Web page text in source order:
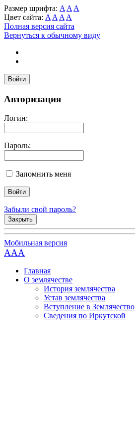
Размер шрифта: A A A
Цвет сайта: A A A A
Полная версия сайта
Вернуться к обычному виду
Войти
Авторизация
Логин:
Пароль:
Запомнить меня
Забыли свой пароль?
Закрыть
Мобильная версия
AAA
Главная
О землячестве
История землячества
Устав землячества
Вступление в Землячество
Сведения по Иркутской